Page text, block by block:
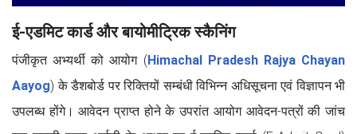
ई-एडमिट कार्ड और बायोमीट्रिक स्कैनिंग
पंजीकृत अभ्यर्थी को आयोग ( Himachal Pradesh Rajya Chayan
Aayog) के डैशबोर्ड पर रिक्तियों सम्बंधी विभिन्न अधिसूचना एवं विज्ञापन भी
उपलब्ध होंगे। आवेदन प्राप्त होने के उपरांत आयोग आवेदन-पत्रों की जांच